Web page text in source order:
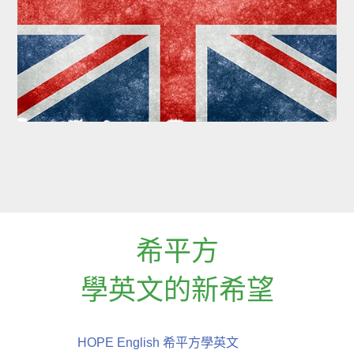
希平方
學英文的新希望
HOPE English 希平方學英文